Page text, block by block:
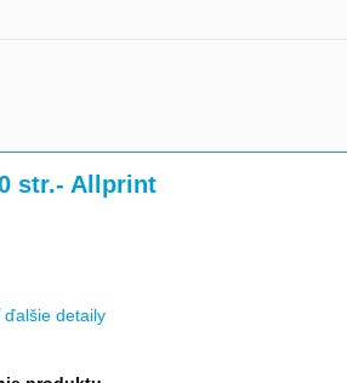
str.- Allprint
ďalšie detaily